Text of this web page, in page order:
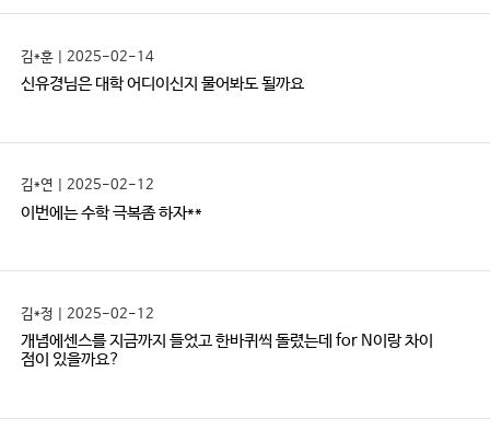
김*훈 | 2025-02-14
신유경님은 대학 어디이신지 물어봐도 될까요
김*연 | 2025-02-12
이번에는 수학 극복좀 하자**
김*정 | 2025-02-12
개념에센스를 지금까지 들었고 한바퀴씩 돌렸는데 for N이랑 차이
점이 있을까요?